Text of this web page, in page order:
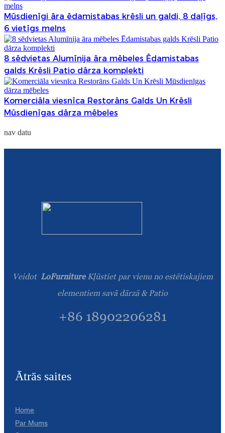
Mūsdienīgi āra ēdamistabas krēsli un galdi, 8 daļīgs,
6 vietīgs melns
8 sēdvietas Alumīnija āra mēbeles Ēdamistabas
galds Krēsli Patio dārza komplekti
Komerciāla viesnīca Restorāns Galds Un Krēsli
Mūsdienīgas dārza mēbeles
nav datu
Veidot LoFurniture Kļūstiet par vienu no estētiskajiem
elementiem savā dārzā & Patio
+86 18902206281
Ātrās saites
Home
Par Mums